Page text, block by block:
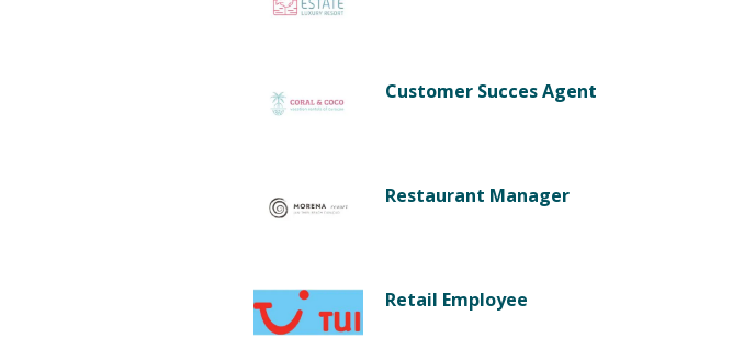
Customer Succes Agent
Restaurant Manager
Retail Employee